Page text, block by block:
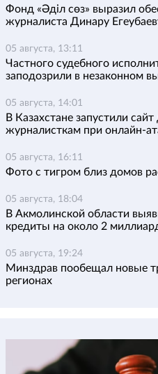
Фонд «Әділ сөз» выразил
журналиста Динару
05 августа, 13:11
Частного судебного
заподозрили в незаконном
05 августа, 14:01
В Казахстане запустили
журналисткам при онлайн-
05 августа, 16:11
Фото с тигром близ домов
05 августа, 18:04
В Акмолинской области
кредиты на около 2
05 августа, 19:24
Минздрав пообещал новые
регионах